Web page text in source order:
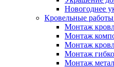
Новогоднее
Кровельные работы
Монтаж
Монтаж
Монтаж
Монтаж
Монтаж